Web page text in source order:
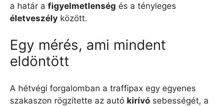
a határ a figyelmetlenség és a tényleges
életveszély között.
Egy mérés, ami mindent
eldöntött
A hétvégi forgalomban a traffipax egy egyenes
szakaszon rögzítette az autó kirívó sebességét, a